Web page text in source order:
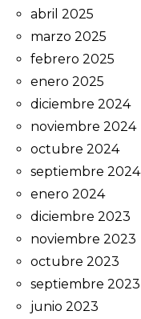
abril 2025
marzo 2025
febrero 2025
enero 2025
diciembre 2024
noviembre 2024
octubre 2024
septiembre 2024
enero 2024
diciembre 2023
noviembre 2023
octubre 2023
septiembre 2023
junio 2023